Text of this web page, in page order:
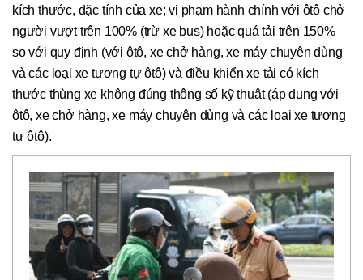
kích thước, đặc tính của xe; vi phạm hành chính với ôtô chở
người vượt trên 100% (trừ xe bus) hoặc quá tải trên 150%
so với quy định (với ôtô, xe chở hàng, xe máy chuyên dùng
và các loại xe tương tự ôtô) và điều khiển xe tải có kích
thước thùng xe không đúng thông số kỹ thuật (áp dụng với
ôtô, xe chở hàng, xe máy chuyên dùng và các loại xe tương
tự ôtô).